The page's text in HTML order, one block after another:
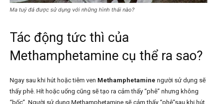
Ma tuý đá được sử dụng với những hình thái nào?
Tác động tức thì của
Methamphetamine cụ thể ra sao?
Ngay sau khi hút hoặc tiêm ven Methamphetamine người sử dụng sẽ
thấy phê. Hít hoặc uống cũng sẽ tạo ra cảm thấy “phê” nhưng không
“bốc”. Người sử dụng Methamphetamine sẽ cảm thấy “phê”sau khi hút